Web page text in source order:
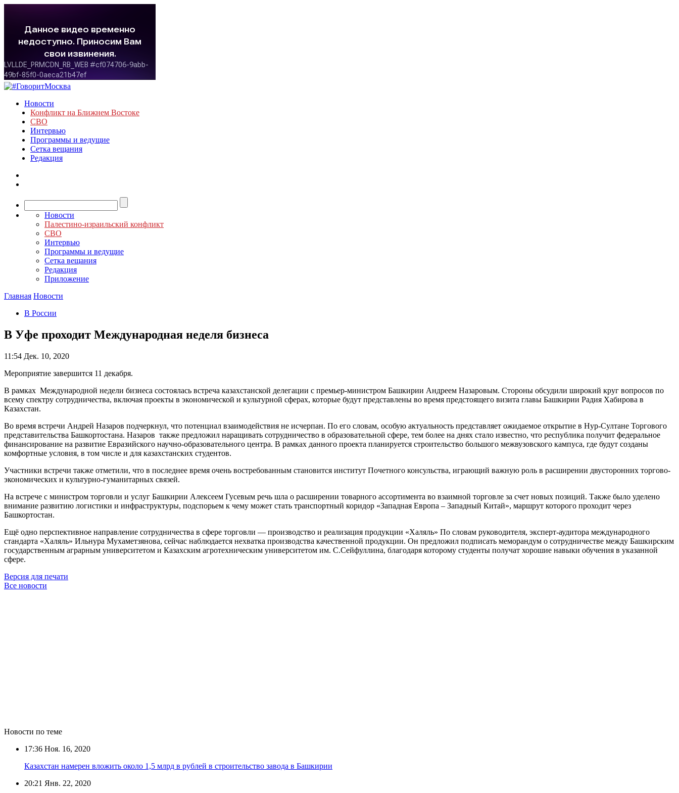
Новости
Конфликт на Ближнем Востоке
СВО
Интервью
Программы и ведущие
Сетка вещания
Редакция
Новости
Палестино-израильский конфликт
СВО
Интервью
Программы и ведущие
Сетка вещания
Редакция
Приложение
Главная Новости
В России
В Уфе проходит Международная неделя бизнеса
11:54 Дек. 10, 2020
Мероприятие завершится 11 декабря.
В рамках Международной недели бизнеса состоялась встреча казахстанской делегации с премьер-министром Башкирии Андреем Назаровым. Стороны обсудили широкий круг вопросов по
всему спектру сотрудничества, включая проекты в экономической и культурной сферах, которые будут представлены во время предстоящего визита главы Башкирии Радия Хабирова в
Казахстан.
Во время встречи Андрей Назаров подчеркнул, что потенциал взаимодействия не исчерпан. По его словам, особую актуальность представляет ожидаемое открытие в Нур-Султане Торгового
представительства Башкортостана. Назаров также предложил наращивать сотрудничество в образовательной сфере, тем более на днях стало известно, что республика получит федеральное
финансирование на развитие Евразийского научно-образовательного центра. В рамках данного проекта планируется строительство большого межвузовского кампуса, где будут созданы
комфортные условия, в том числе и для казахстанских студентов.
Участники встречи также отметили, что в последнее время очень востребованным становится институт Почетного консульства, играющий важную роль в расширении двусторонних торгово-
экономических и культурно-гуманитарных связей.
На встрече с министром торговли и услуг Башкирии Алексеем Гусевым речь шла о расширении товарного ассортимента во взаимной торговле за счет новых позиций. Также было уделено
внимание развитию логистики и инфраструктуры, подспорьем к чему может стать транспортный коридор «Западная Европа – Западный Китай», маршрут которого проходит через
Башкортостан.
Ещё одно перспективное направление сотрудничества в сфере торговли — производство и реализация продукции «Халяль» По словам руководителя, эксперт-аудитора международного
стандарта «Халяль» Ильнура Мухаметзянова, сейчас наблюдается нехватка производства качественной продукции. Он предложил подписать меморандум о сотрудничестве между Башкирским
государственным аграрным университетом и Казахским агротехническим университетом им. С.Сейфуллина, благодаря которому студенты получат хорошие навыки обучения в указанной
сфере.
Версия для печати
Все новости
Новости по теме
17:36 Ноя. 16, 2020
Казахстан намерен вложить около 1,5 млрд в рублей в строительство завода в Башкирии
20:21 Янв. 22, 2020